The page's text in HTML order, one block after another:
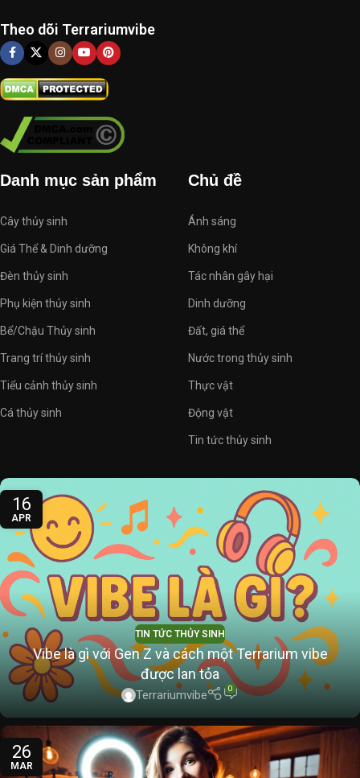
Theo dõi Terrariumvibe
Danh mục sản phẩm
Cây thủy sinh
Giá Thể & Dinh dưỡng
Đèn thủy sinh
Phụ kiện thủy sinh
Bể/Chậu Thủy sinh
Trang trí thủy sinh
Tiểu cảnh thủy sinh
Cá thủy sinh
Chủ đề
Ánh sáng
Không khí
Tác nhân gây hại
Dinh dưỡng
Đất, giá thể
Nước trong thủy sinh
Thực vật
Động vật
Tin tức thủy sinh
16
APR
TIN TỨC THỦY SINH
Vibe là gì với Gen Z và cách một Terrarium vibe
được lan tỏa
Terrariumvibe 0
26
MAR